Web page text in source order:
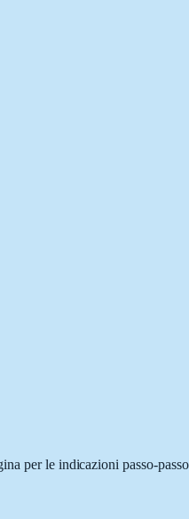
per le indicazioni passo-